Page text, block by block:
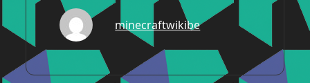
minecraftwikibe